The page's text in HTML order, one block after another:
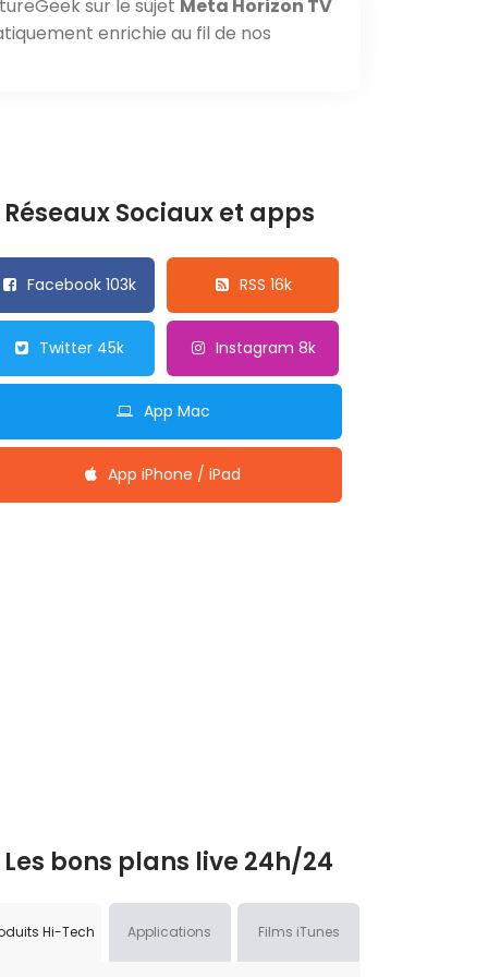
sur le sujet Meta Horizon TV
enrichie au fil de nos
Réseaux Sociaux et apps
Facebook 103k RSS 16k
Twitter 45k Instagram 8k
App Mac
App iPhone / iPad
Les bons plans live 24h/24
Hi-Tech Applications Films iTunes